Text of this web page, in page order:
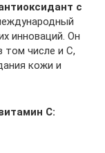
с
инноваций. Он
том числе и С,
кожи и
С: